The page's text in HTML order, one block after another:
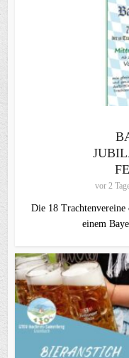
vor 2
Die 18
einem